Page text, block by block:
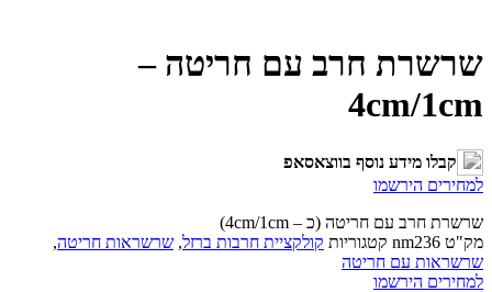
שרשרת חרב עם חריטה –
4cm/1cm
קבלו מידע נוסף בווצאסאפ
למחירים הירשמו
שרשרת חרב עם חריטה (כ – 4cm/1cm)
מק"ט nm236 קטגוריות קולקציית חרבות ברזל, שרשראות חריטה,
שרשראות עם חריטה
למחירים הירשמו